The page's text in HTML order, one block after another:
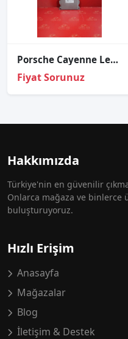
Porsche Cayenne Led Far Beyni Sıfır
Fiyat Sorunuz
Hakkımızda
Türkiye'nin en güvenilir
Onlarca mağaza ve binlerce
buluşturuyoruz.
Hızlı Erişim
Anasayfa
Mağazalar
Blog
İletişim & Destek